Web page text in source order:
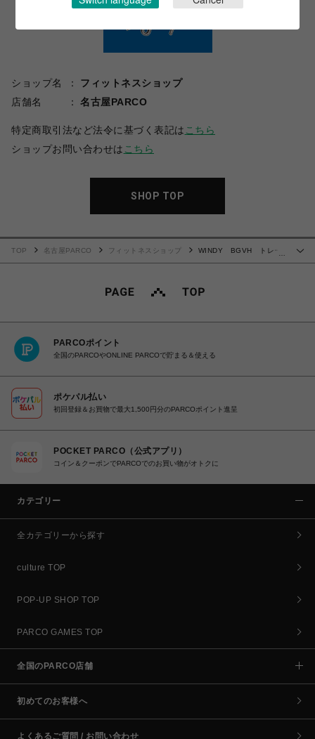
ショップ名
フィットネスショップ
店舗名
名古屋PARCO
特定商取引法など法令に基づく表記は こちら
ショップお問い合わせは こちら
SHOP TOP
TOP 名古屋PARCO フィットネスショップ
WINDY BGVH トレー
PARCOポイント
全国のPARCOやONLINE PARCOで貯まる＆使える
ポケパル払い
初回登録＆お買物で最大1,500円分のPARCOポイント進呈
POCKET PARCO（公式アプリ）
コイン＆クーポンでPARCOでのお買い物がオトクに
カテゴリー
全カテゴリーから探す
culture TOP
POP-UP SHOP TOP
PARCO GAMES TOP
全国のPARCO店舗
初めてのお客様へ
よくあるご質問 / お問い合わせ